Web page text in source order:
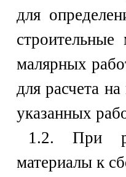
для
малярных
для расчета
указанных
1.2. При
материалы к